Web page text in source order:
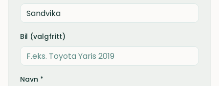
Bil (valgfritt)
Navn *